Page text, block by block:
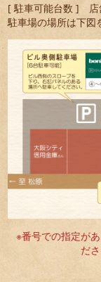
[ 駐車可能台数 ] 店
駐車場の場所は下図
※番号での指定が
だ